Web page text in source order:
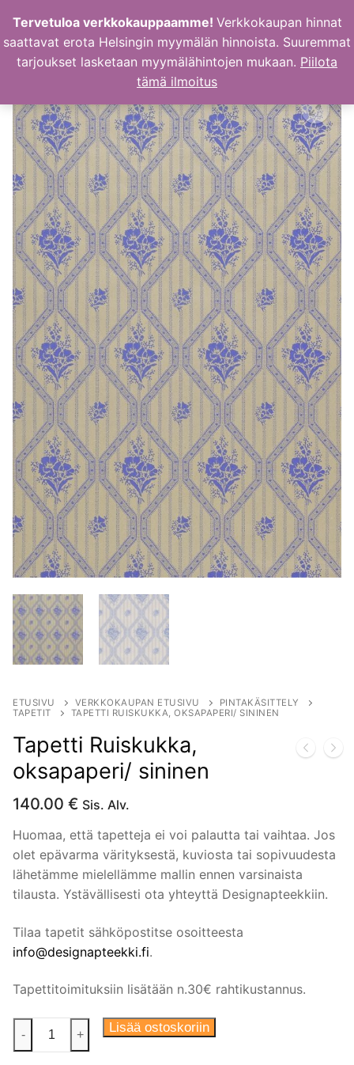
sisältöön
ETUSIVU VERKKOKAUPAN ETUSIVU
PINTAKÄSITTELY
TAPETIT
TAPETTI RUISKUKKA, OKSAPAPERI/ SININEN
Tapetti Ruiskukka,
oksapaperi/ sininen
140.00 € Sis. Alv.
Huomaa, että tapetteja ei voi palautta tai vaihtaa. Jos
olet epävarma värityksestä, kuviosta tai sopivuudesta
lähetämme mielellämme mallin ennen varsinaista
tilausta. Ystävällisesti ota yhteyttä Designapteekkiin.
Tilaa tapetit sähköpostitse osoitteesta
info@designapteekki.fi.
Tapettitoimituksiin lisätään n.30€ rahtikustannus.
Tapetti
- + Lisää ostoskoriin
Tervetuloa verkkokauppaamme! Verkkokaupan hinnat
saattavat erota Helsingin myymälän hinnoista. Suuremmat
tarjoukset lasketaan myymälähintojen mukaan. Piilota
tämä ilmoitus